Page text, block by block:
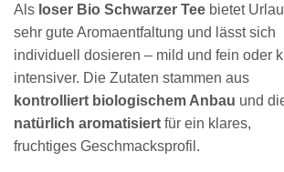
Als loser Bio Schwarzer Tee bietet
sehr gute Aromaentfaltung und lässt sich
individuell dosieren – mild und fein oder
intensiver. Die Zutaten stammen aus
kontrolliert biologischem Anbau und
natürlich aromatisiert für ein klares,
fruchtiges Geschmacksprofil.